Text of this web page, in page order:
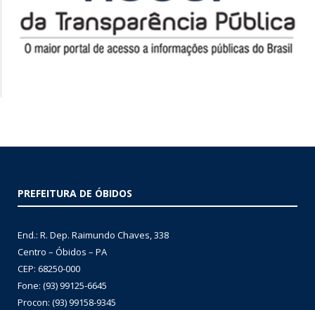
PREFEITURA DE ÓBIDOS
End.: R. Dep. Raimundo Chaves, 338
Centro – Óbidos – PA
CEP: 68250-000
Fone: (93) 99125-6645
Procon: (93) 99158-9345